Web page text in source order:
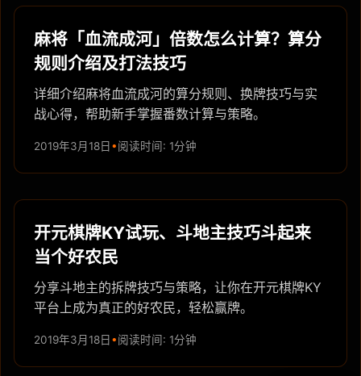
麻将「血流成河」倍数怎么计算？算分
规则介绍及打法技巧
详细介绍麻将血流成河的算分规则、换牌技巧与实
战心得，帮助新手掌握番数计算与策略。
2019年3月18日 阅读时间: 1分钟
开元棋牌KY试玩、斗地主技巧斗起来
当个好农民
分享斗地主的拆牌技巧与策略，让你在开元棋牌KY
平台上成为真正的好农民，轻松赢牌。
2019年3月18日 阅读时间: 1分钟